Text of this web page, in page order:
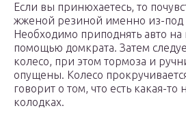
Если вы принюхаетесь, то
жженой резиной именно из-под
Необходимо приподнять авто
помощью домкрата. Затем
колесо, при этом тормоза и
опущены. Колесо
говорит о том, что есть какая-то
колодках.